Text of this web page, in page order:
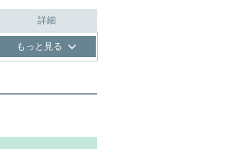
詳細
もっと見る